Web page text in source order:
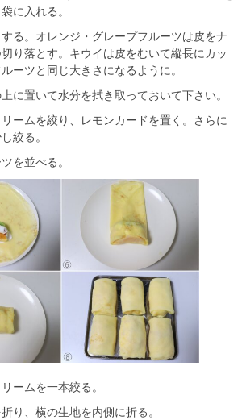
に入れる。
。オレンジ・グレープフルーツは皮をナ
り落とす。キウイは皮をむいて縦長にカッ
ーツと同じ大きさになるように。
に置いて水分を拭き取っておいて下さい。
ムを絞り、レモンカードを置く。さらに
絞る。
を並べる。
ムを一本絞る。
、横の生地を内側に折る。